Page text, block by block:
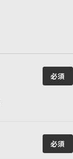
必須
必須